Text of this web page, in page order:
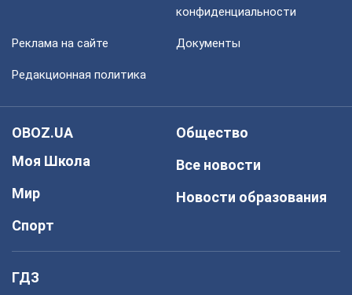
конфиденциальности
Реклама на сайте Документы
Редакционная политика
OBOZ.UA
Моя Школа
Мир
Спорт
Общество
Все новости
Новости образования
ГДЗ